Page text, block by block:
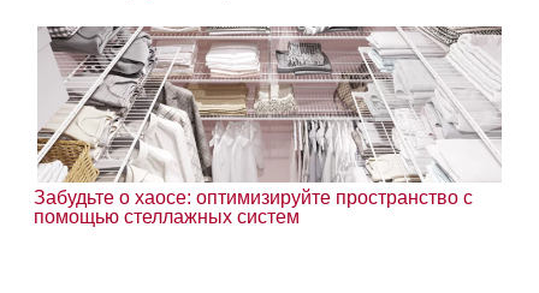
Забудьте о хаосе: оптимизируйте пространство с
помощью стеллажных систем